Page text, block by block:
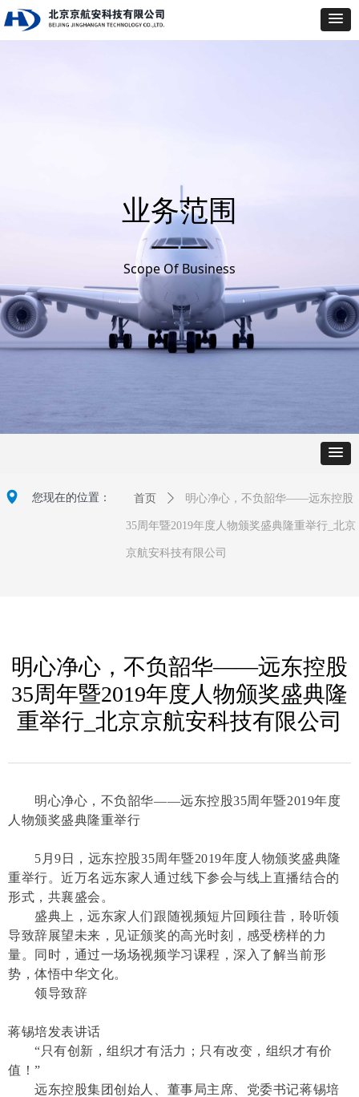
业务范围
——
Scope Of Business
넹 您现在的位置： 首页 ꄲ 明心净心，不负韶华——远东控股
35周年暨2019年度人物颁奖盛典隆重举行_北京
京航安科技有限公司
明心净心，不负韶华——远东控股
35周年暨2019年度人物颁奖盛典隆
重举行_北京京航安科技有限公司
明心净心，不负韶华——远东控股35周年暨2019年度
人物颁奖盛典隆重举行
5月9日，远东控股35周年暨2019年度人物颁奖盛典隆
重举行。近万名远东家人通过线下参会与线上直播结合的
形式，共襄盛会。
盛典上，远东家人们跟随视频短片回顾往昔，聆听领
导致辞展望未来，见证颁奖的高光时刻，感受榜样的力
量。同时，通过一场场视频学习课程，深入了解当前形
势，体悟中华文化。
领导致辞
蒋锡培发表讲话
“只有创新，组织才有活力；只有改变，组织才有价
值！”
远东控股集团创始人、董事局主席、党委书记蒋锡培